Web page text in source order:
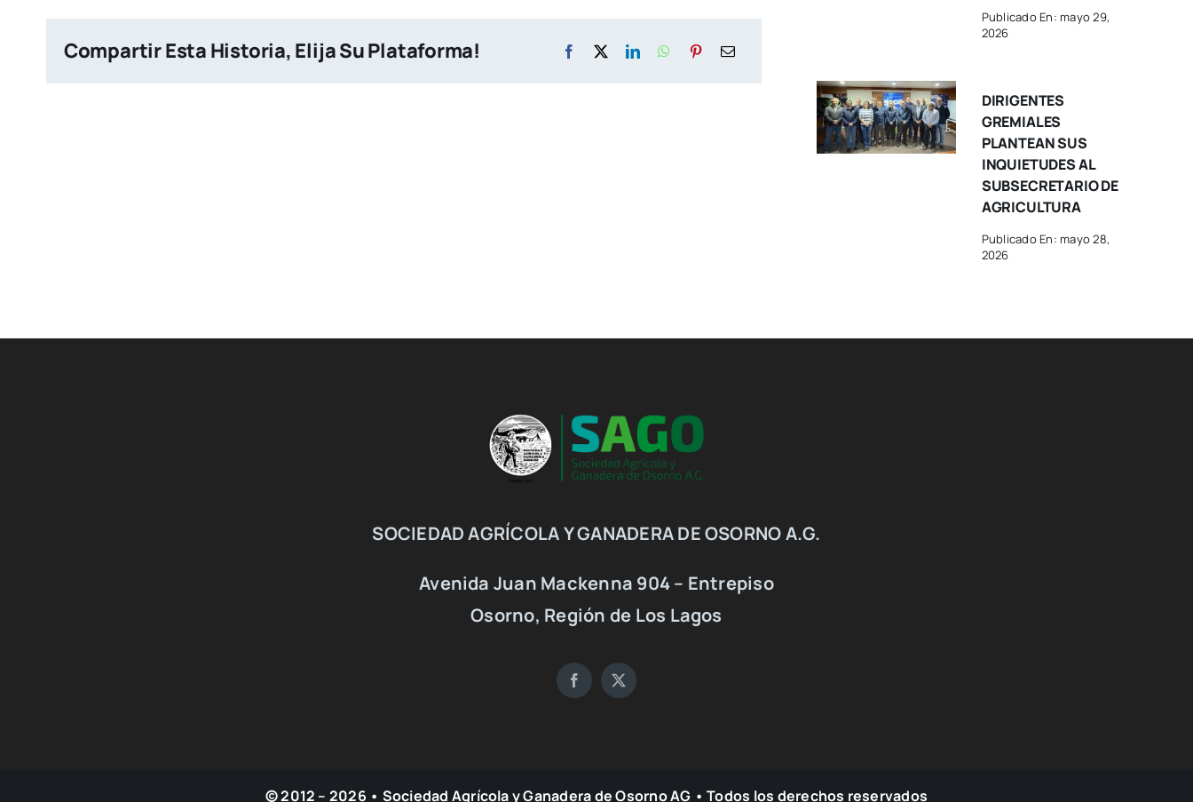
Compartir Esta Historia, Elija Su Plataforma!
Publicado En: mayo 29,
2026
DIRIGENTES
GREMIALES
PLANTEAN SUS
INQUIETUDES AL
SUBSECRETARIO DE
AGRICULTURA
Publicado En: mayo 28,
2026
SOCIEDAD AGRÍCOLA Y GANADERA DE OSORNO A.G.
Avenida Juan Mackenna 904 – Entrepiso
Osorno, Región de Los Lagos
© 2012 – 2026 • Sociedad Agrícola y Ganadera de Osorno AG • Todos los derechos reservados